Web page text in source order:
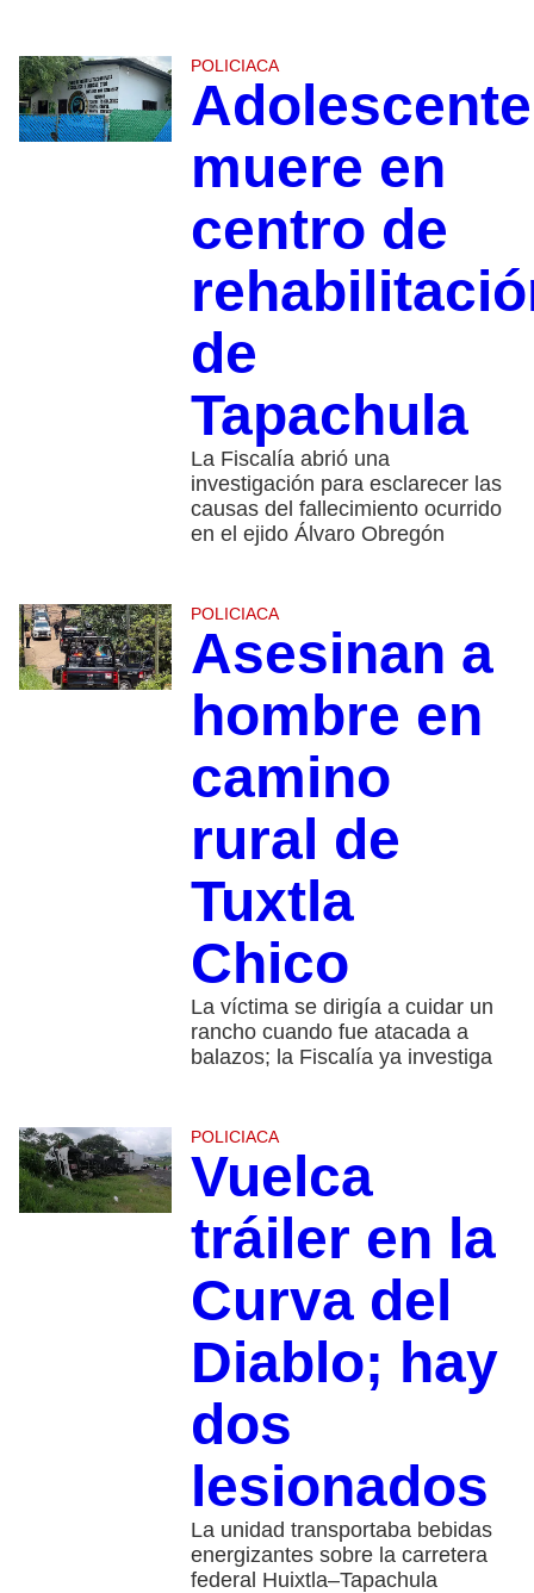
POLICIACA
Adolescente
muere en
centro de
de
Tapachula
La Fiscalía abrió una
investigación para esclarecer las
causas del fallecimiento ocurrido
en el ejido Álvaro Obregón
POLICIACA
Asesinan a
hombre en
camino
rural de
Tuxtla
Chico
La víctima se dirigía a cuidar un
rancho cuando fue atacada a
balazos; la Fiscalía ya investiga
POLICIACA
Vuelca
tráiler en la
Curva del
Diablo; hay
dos
lesionados
La unidad transportaba bebidas
energizantes sobre la carretera
federal Huixtla–Tapachula